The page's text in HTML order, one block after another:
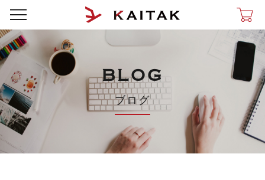
BLOG
ブログ